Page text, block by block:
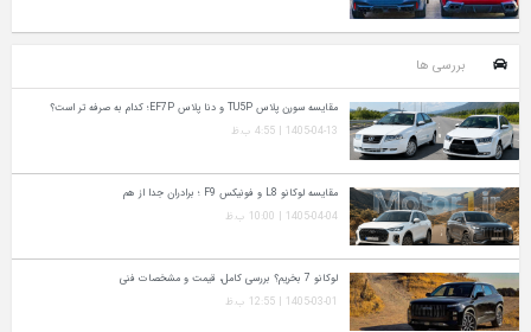
بررسی ها
مقایسه سورن پلاس TU5P و دنا پلاس EF7P؛ کدام به‌ صرفه‌ تر است؟
1405-04-13 | 4:55 ب.ظ
مقایسه لوکانو L8 و فونیکس F9 ؛ برادران جدا از هم
1405-04-04 | 10:00 ب.ظ
لوکانو 7 بخریم؟ بررسی کامل، قیمت و مشخصات فنی
1405-03-01 | 12:55 ب.ظ